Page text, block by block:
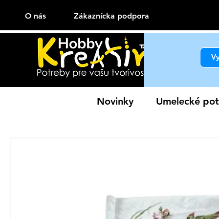
O nás Zákaznícka podpora
Novinky Umelecké